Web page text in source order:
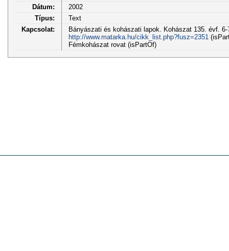
Dátum:
2002
Típus:
Text
Kapcsolat:
Bányászati és kohászati lapok. Kohászat 135. évf.
http://www.matarka.hu/cikk_list.php?fusz=2351
Fémkohászat rovat (isPartOf)